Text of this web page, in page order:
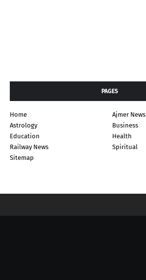
PAGES
Home
Ajmer News
Astrology
Business
Education
Health
Railway News
Spiritual
Sitemap